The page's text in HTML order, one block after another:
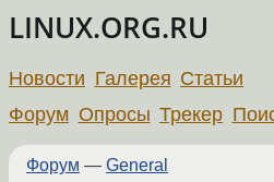
LINUX.ORG.RU
Новости Галерея Статьи
Форум Опросы Трекер
Форум — General